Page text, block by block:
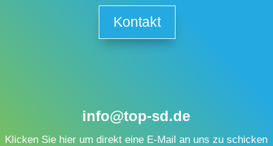
Kontakt
info@top-sd.de
Klicken Sie hier um direkt eine E-Mail an uns zu schicken